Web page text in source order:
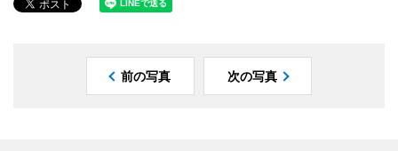
前の写真 次の写真